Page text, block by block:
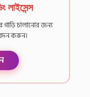
লাইসেন্স
গাড়ি চালানোর জন্য
করুন।